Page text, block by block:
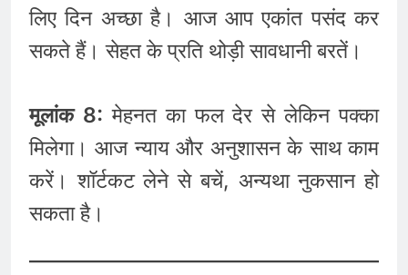
लिए दिन अच्छा है। आज आप एकांत पसंद कर
सकते हैं। सेहत के प्रति थोड़ी सावधानी बरतें।
मूलांक 8: मेहनत का फल देर से लेकिन पक्का
मिलेगा। आज न्याय और अनुशासन के साथ काम
करें। शॉर्टकट लेने से बचें, अन्यथा नुकसान हो
सकता है।